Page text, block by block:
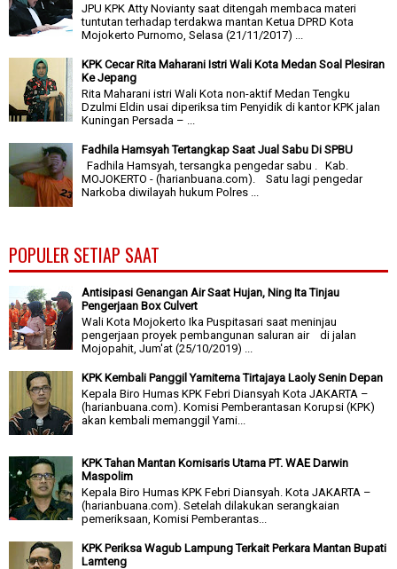
JPU KPK Atty Novianty saat ditengah membaca materi
tuntutan terhadap terdakwa mantan Ketua DPRD Kota
Mojokerto Purnomo, Selasa (21/11/2017) ...
KPK Cecar Rita Maharani Istri Wali Kota Medan Soal Plesiran
Ke Jepang
Rita Maharani istri Wali Kota non-aktif Medan Tengku
Dzulmi Eldin usai diperiksa tim Penyidik di kantor KPK jalan
Kuningan Persada – ...
Fadhila Hamsyah Tertangkap Saat Jual Sabu Di SPBU
Fadhila Hamsyah, tersangka pengedar sabu . Kab.
MOJOKERTO - (harianbuana.com). Satu lagi pengedar
Narkoba diwilayah hukum Polres ...
POPULER SETIAP SAAT
Antisipasi Genangan Air Saat Hujan, Ning Ita Tinjau
Pengerjaan Box Culvert
Wali Kota Mojokerto Ika Puspitasari saat meninjau
pengerjaan proyek pembangunan saluran air di jalan
Mojopahit, Jum'at (25/10/2019) ...
KPK Kembali Panggil Yamitema Tirtajaya Laoly Senin Depan
Kepala Biro Humas KPK Febri Diansyah Kota JAKARTA –
(harianbuana.com). Komisi Pemberantasan Korupsi (KPK)
akan kembali memanggil Yami...
KPK Tahan Mantan Komisaris Utama PT. WAE Darwin
Maspolim
Kepala Biro Humas KPK Febri Diansyah. Kota JAKARTA –
(harianbuana.com). Setelah dilakukan serangkaian
pemeriksaan, Komisi Pemberantas...
KPK Periksa Wagub Lampung Terkait Perkara Mantan Bupati
Lamteng